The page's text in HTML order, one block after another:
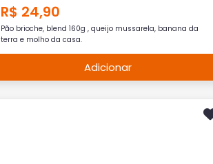
R$ 24,90
Pão brioche, blend 160g , queijo mussarela, banana da
terra e molho da casa.
Adicionar